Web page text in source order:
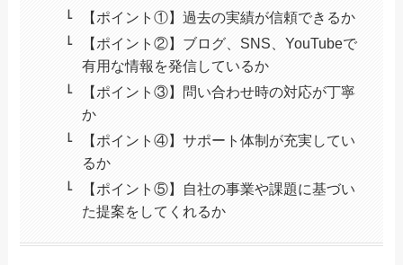
【ポイント①】過去の実績が信頼できるか
【ポイント②】ブログ、SNS、YouTubeで
有用な情報を発信しているか
【ポイント③】問い合わせ時の対応が丁寧
か
【ポイント④】サポート体制が充実してい
るか
【ポイント⑤】自社の事業や課題に基づい
た提案をしてくれるか